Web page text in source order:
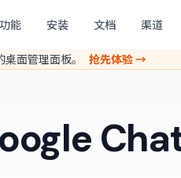
功能 安装 文档 渠道
面管理面板。 抢先体验 →